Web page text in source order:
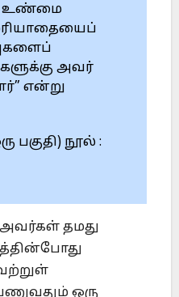
உண்மை
அவர்
என்று
நூல் :
தமது
ஒரு